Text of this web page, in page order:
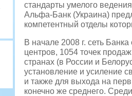
стандарты умелого
Альфа-Банк (Украина)
компетентный отделы
В начале 2008 г. сеть
центров, 1054 точек
странах (в России и
установление и усиление
и также для выхода на
конечно же среднего.